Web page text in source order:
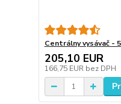
Centrálny vysávač -
205,10 EUR
166,75 EUR bez DPH